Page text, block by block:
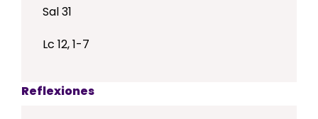
Sal 31
Lc 12, 1-7
Reflexiones